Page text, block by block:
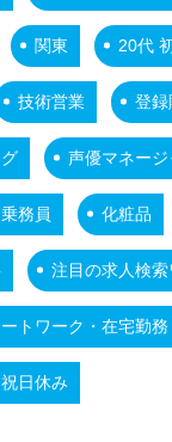
関東 20代
技術営業 登録
声優マネージ
務員 化粧品
注目の求人検索
ートワーク・在宅勤務
日休み